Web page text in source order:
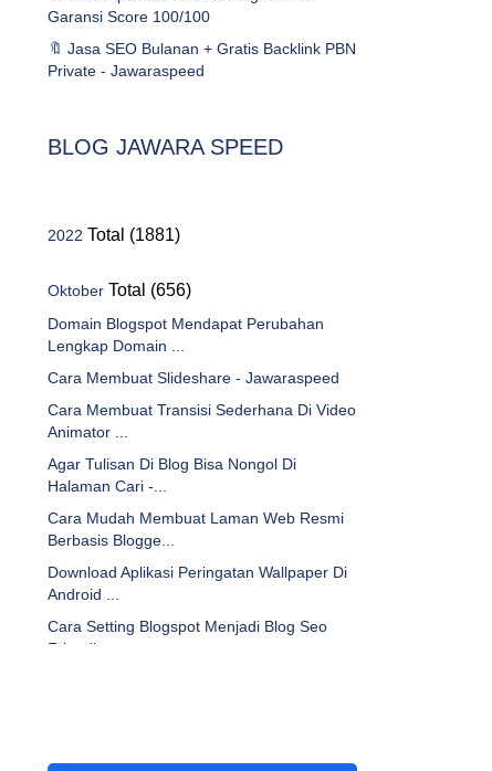
Garansi Score 100/100
🔖 Jasa SEO Bulanan + Gratis Backlink PBN
Private - Jawaraspeed
BLOG JAWARA SPEED
2022 Total (1881)
Oktober Total (656)
Domain Blogspot Mendapat Perubahan
Lengkap Domain ...
Cara Membuat Slideshare - Jawaraspeed
Cara Membuat Transisi Sederhana Di Video
Animator ...
Agar Tulisan Di Blog Bisa Nongol Di
Halaman Cari -...
Cara Mudah Membuat Laman Web Resmi
Berbasis Blogge...
Download Aplikasi Peringatan Wallpaper Di
Android ...
Cara Setting Blogspot Menjadi Blog Seo
Friendly - ...